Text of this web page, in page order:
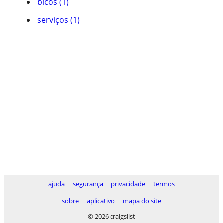
serviços (1)
ajuda segurança privacidade
termos
sobre
aplicativo
mapa do site
© 2026 craigslist